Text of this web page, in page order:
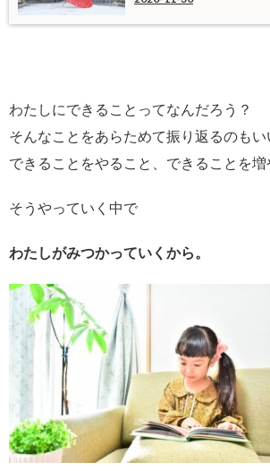
わたしにできることってなんだろう？
そんなことをあらためて振り返るのもい
できることをやること、できることを増
そうやっていく中で
わたしがみつかっていくから。